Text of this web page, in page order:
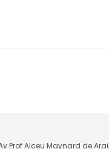
Prof Alceu Maynard de